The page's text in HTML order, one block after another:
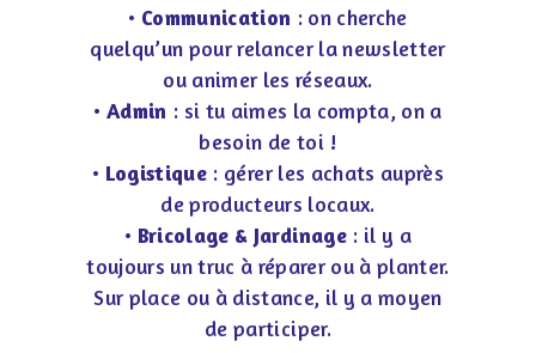
• Communication : on cherche
quelqu’un pour relancer la newsletter
ou animer les réseaux.
• Admin : si tu aimes la compta, on a
besoin de toi !
• Logistique : gérer les achats auprès
de producteurs locaux.
• Bricolage & Jardinage: il y a
toujours un truc à réparer ou à planter.
Sur place ou à distance, il y a moyen
de participer.